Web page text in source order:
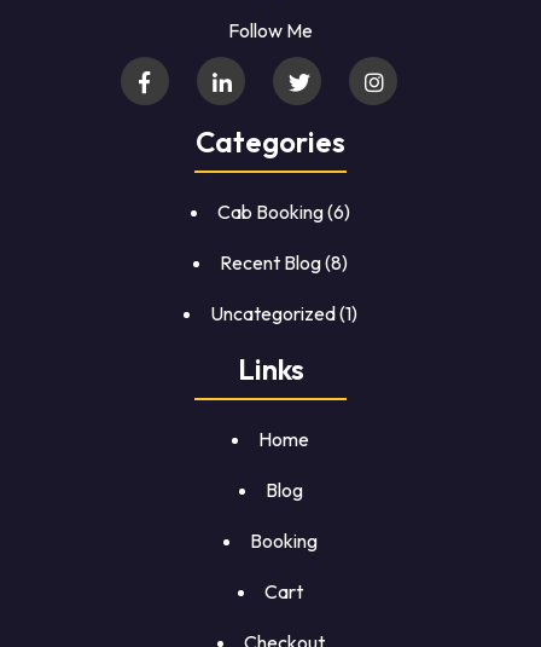
Follow Me
Categories
Cab Booking(6)
Recent Blog(8)
Uncategorized(1)
Links
Home
Blog
Booking
Cart
Checkout